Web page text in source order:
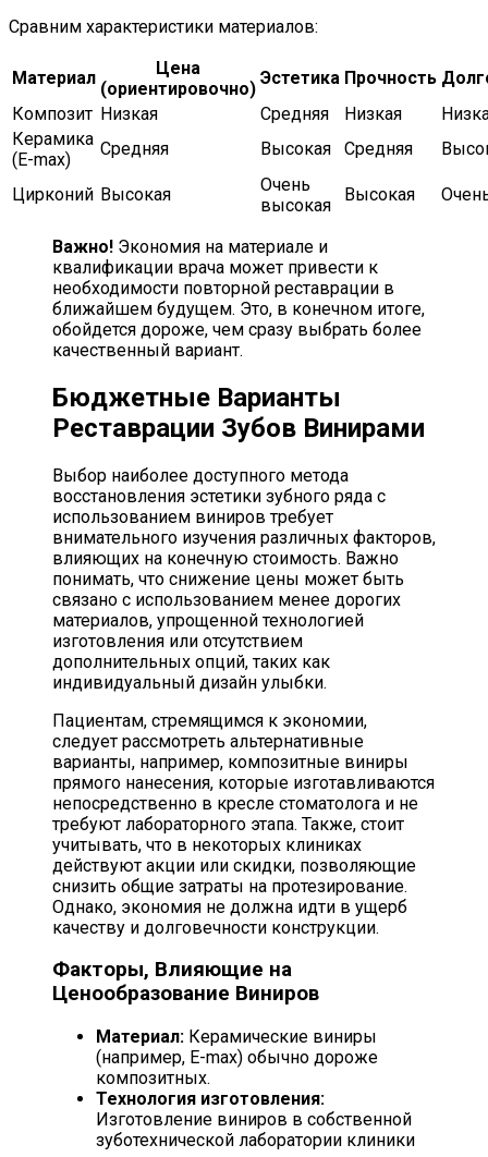
Сравним характеристики материалов:
Материал
Цена
(ориентировочно)
Эстетика Прочность
Композит Низкая Средняя Низкая
Керамика
(E-max)
Средняя Высокая Средняя
Цирконий Высокая
Очень
высокая
Высокая
Важно! Экономия на материале и
квалификации врача может привести к
необходимости повторной реставрации в
ближайшем будущем. Это, в конечном итоге,
обойдется дороже, чем сразу выбрать более
качественный вариант.
Бюджетные Варианты
Реставрации Зубов Винирами
Выбор наиболее доступного метода
восстановления эстетики зубного ряда с
использованием виниров требует
внимательного изучения различных факторов,
влияющих на конечную стоимость. Важно
понимать, что снижение цены может быть
связано с использованием менее дорогих
материалов, упрощенной технологией
изготовления или отсутствием
дополнительных опций, таких как
индивидуальный дизайн улыбки.
Пациентам, стремящимся к экономии,
следует рассмотреть альтернативные
варианты, например, композитные виниры
прямого нанесения, которые изготавливаются
непосредственно в кресле стоматолога и не
требуют лабораторного этапа. Также, стоит
учитывать, что в некоторых клиниках
действуют акции или скидки, позволяющие
снизить общие затраты на протезирование.
Однако, экономия не должна идти в ущерб
качеству и долговечности конструкции.
Факторы, Влияющие на
Ценообразование Виниров
Материал: Керамические виниры
(например, E-max) обычно дороже
композитных.
Технология изготовления:
Изготовление виниров в собственной
зуботехнической лаборатории клиники